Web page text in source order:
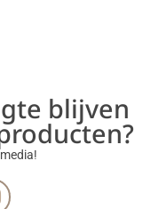
blijven